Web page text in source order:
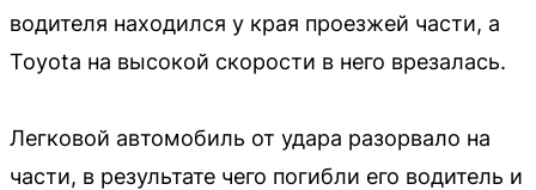
водителя находился у края проезжей части, а
Toyota на высокой скорости в него врезалась.
Легковой автомобиль от удара разорвало на
части, в результате чего погибли его водитель и